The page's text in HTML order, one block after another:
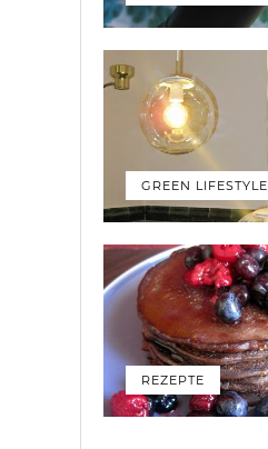
GREEN LIFESTYLE
REZEPTE